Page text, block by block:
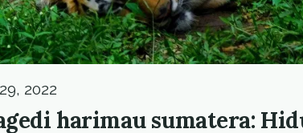
2022
harimau sumatera: